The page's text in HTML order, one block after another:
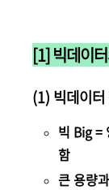
[1] 빅데이
(1) 빅데이터
빅 Big =
함
큰 용량